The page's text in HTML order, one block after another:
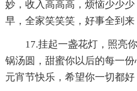
妙，收入高高高，烦恼少少
早，全家笑笑笑，好事全到来
17.挂起一盏花灯，照亮
锅汤圆，甜蜜你以后的每一
元宵节快乐，希望你一切都好